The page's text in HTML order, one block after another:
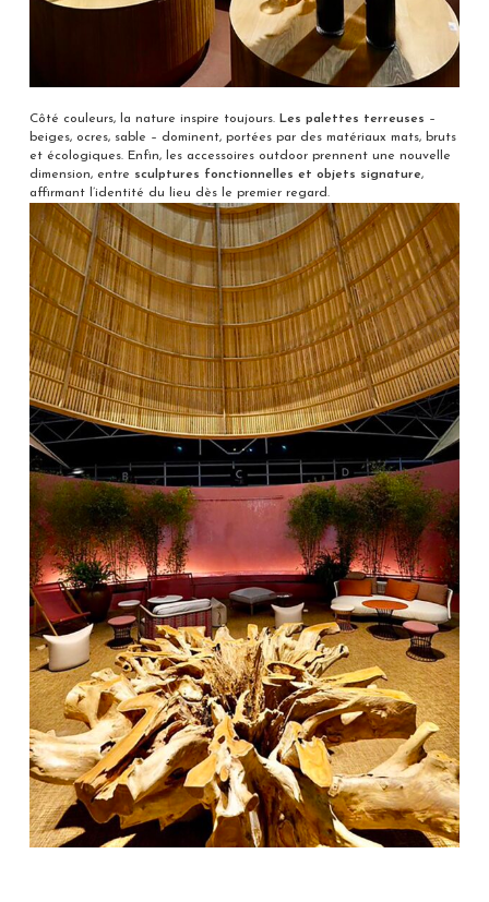
Côté couleurs, la nature inspire toujours. Les palettes terreuses –
beiges, ocres, sable – dominent, portées par des matériaux mats, bruts
et écologiques. Enfin, les accessoires outdoor prennent une nouvelle
dimension, entre sculptures fonctionnelles et objets signature,
affirmant l’identité du lieu dès le premier regard.